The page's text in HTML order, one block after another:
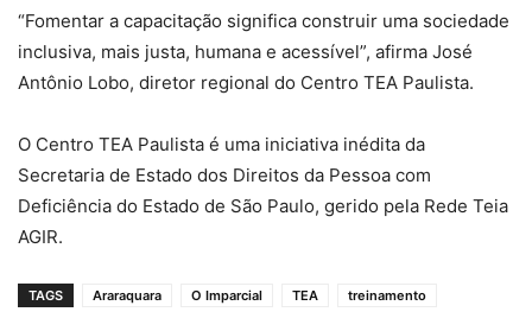
“Fomentar a capacitação significa construir uma sociedade
inclusiva, mais justa, humana e acessível”, afirma José
Antônio Lobo, diretor regional do Centro TEA Paulista.
O Centro TEA Paulista é uma iniciativa inédita da
Secretaria de Estado dos Direitos da Pessoa com
Deficiência do Estado de São Paulo, gerido pela Rede Teia
AGIR.
TAGS Araraquara O Imparcial TEA treinamento